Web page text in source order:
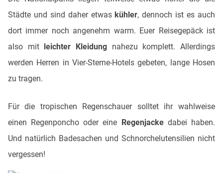
Städte und sind daher etwaskühler, dennoch ist es auch
dort immer noch angenehm warm. Euer Reisegepäck ist
also mit leichter Kleidungnahezu komplett. Allerdings
werden Herren in Vier-Sterne-Hotels gebeten, lange Hosen
zu tragen.
Für die tropischen Regenschauer solltet ihr wahlweise
einen Regenponcho oder eine Regenjackedabei haben.
Und natürlich Badesachen und Schnorchelutensilien nicht
vergessen!